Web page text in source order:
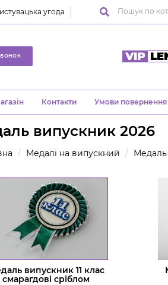
угода
Контакти Умови повернення
випускник 2026
Медалі на випускний Медаль
випускник 11 клас
смарагдові сріблом